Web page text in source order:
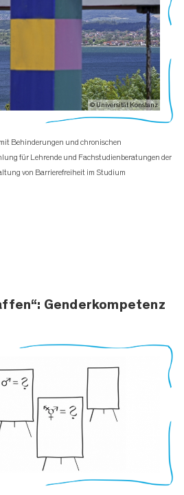
© Universität Konstanz
Behinderungen und chronischen
für Lehrende und Fachstudienberatungen der
von Barrierefreiheit im Studium
Genderkompetenz